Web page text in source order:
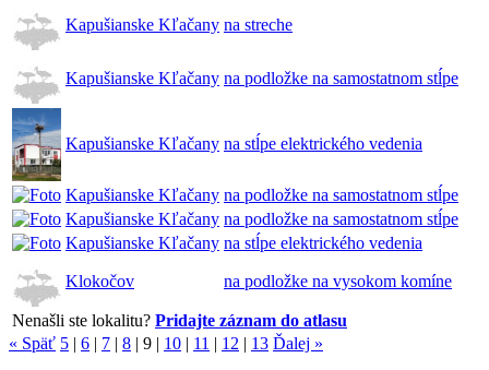
Kapušianske Kľačany na streche
Kapušianske Kľačany na podložke na samostatnom stĺpe
Kapušianske Kľačany na stĺpe elektrického vedenia
Kapušianske Kľačany na podložke na samostatnom stĺpe
Kapušianske Kľačany na podložke na samostatnom stĺpe
Kapušianske Kľačany na stĺpe elektrického vedenia
Klokočov na podložke na vysokom komíne
Nenašli ste lokalitu? Pridajte záznam do atlasu
« Späť 5 | 6 | 7 | 8 | 9 | 10 | 11 | 12 | 13 Ďalej »